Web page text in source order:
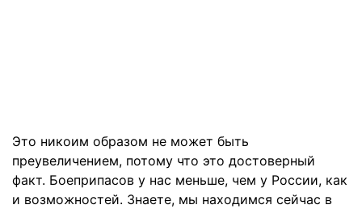
Это никоим образом не может быть
преувеличением, потому что это достоверный
факт. Боеприпасов у нас меньше, чем у России, как
и возможностей. Знаете, мы находимся сейчас в